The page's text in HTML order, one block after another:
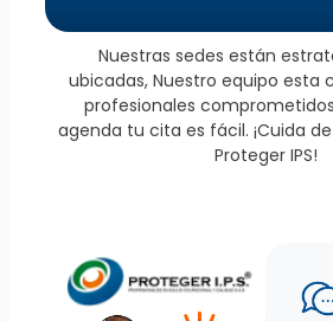
Nuestras sedes están
ubicadas, Nuestro equipo esta
profesionales
agenda tu cita es fácil. ¡Cuida
Proteger IPS!